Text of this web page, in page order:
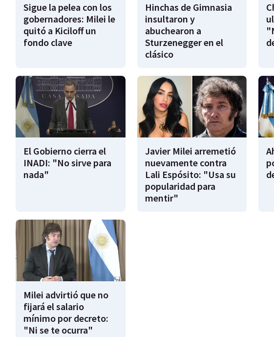
Sigue la pelea con los
gobernadores: Milei le
quitó a Kiciloff un
fondo clave
Hinchas de Gimnasia
insultaron y
abuchearon a
Sturzenegger en el
clásico
El Gobierno cierra el
INADI: "No sirve para
nada"
Javier Milei arremetió
nuevamente contra
Lali Espósito: "Usa su
popularidad para
mentir"
Milei advirtió que no
fijará el salario
mínimo por decreto:
"Ni se te ocurra"